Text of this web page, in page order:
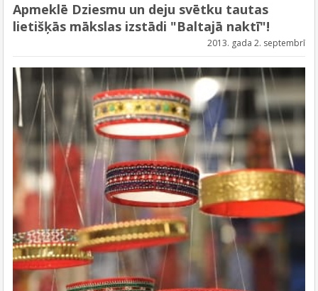
Apmeklē Dziesmu un deju svētku tautas
lietišķās mākslas izstādi "Baltajā naktī"!
2013. gada 2. septembrī